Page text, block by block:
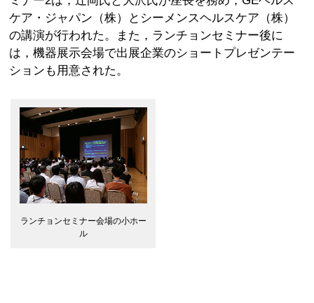
ケア・ジャパン（株）とシーメンスヘルスケア（株）
の講演が行われた。また，ランチョンセミナー後に
は，機器展示会場で出展企業のショートプレゼンテー
ションも用意された。
ランチョンセミナー会場の小ホー
ル